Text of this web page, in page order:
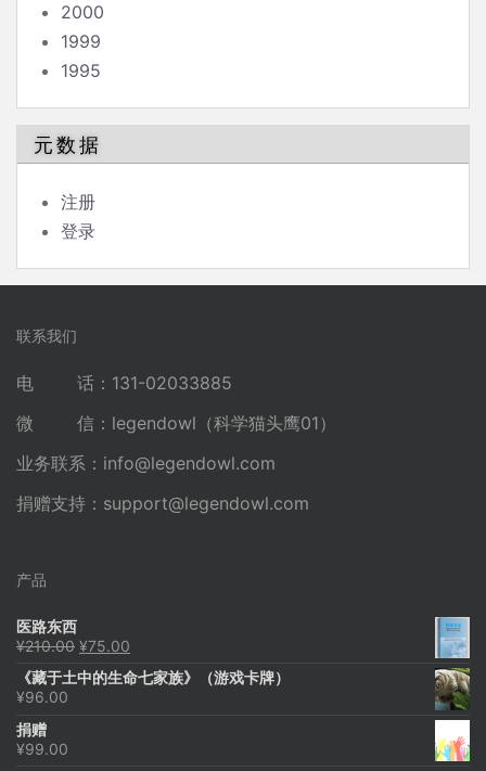
2000
1999
1995
元数据
注册
登录
联系我们
电 话：131-02033885
微 信：legendowl（科学猫头鹰01）
业务联系： info@legendowl.com
捐赠支持： support@legendowl.com
产品
医路东西
¥210.00 原
为：
¥75.00
价
《藏于土中的生命七家族》（游戏卡牌）
¥96.00
捐赠
¥99.00